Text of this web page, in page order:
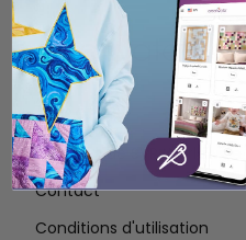
À PROPOS
À propos de SVP Worldwide
Contact
Conditions d'utilisation